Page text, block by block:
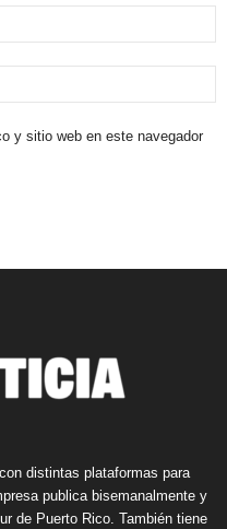
y sitio web en este navegador
distintas plataformas para
publica bisemanalmente y
de Puerto Rico. También tiene